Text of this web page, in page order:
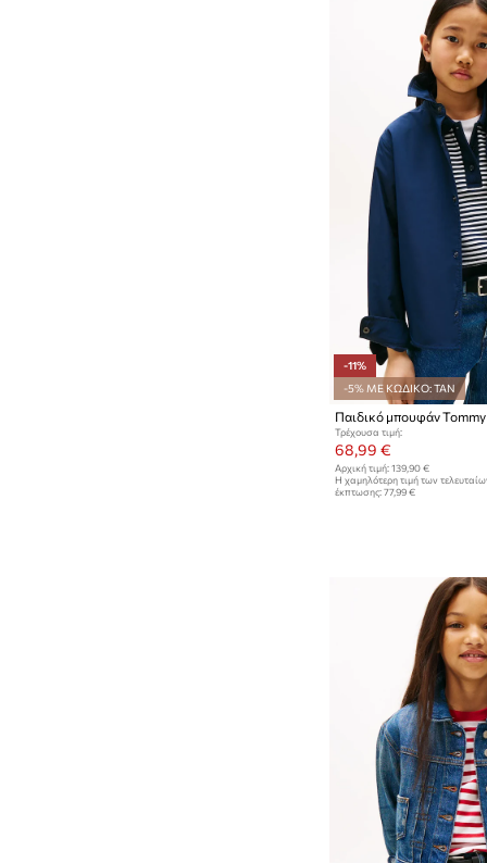
-11%
-5% ΜΕ ΚΩΔΙΚΟ: TAN
Παιδικό μπουφάν
Τρέχουσα τιμή:
68,99 €
Αρχική τιμή: 139,90 €
Η χαμηλότερη τιμή των
έκπτωσης: 77,99 €